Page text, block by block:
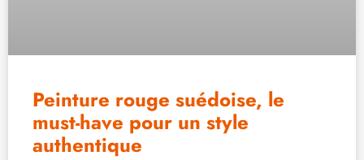
Peinture rouge suédoise, le
must-have pour un style
authentique